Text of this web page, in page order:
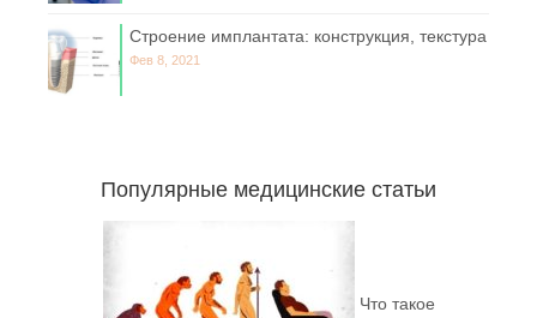
Строение имплантата: конструкция, текстура
Фев 8, 2021
Популярные медицинские статьи
Что такое